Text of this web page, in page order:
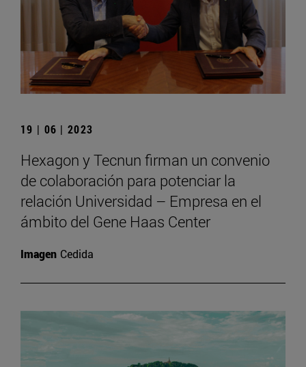
19 | 06 | 2023
Hexagon y Tecnun firman un convenio
de colaboración para potenciar la
relación Universidad – Empresa en el
ámbito del Gene Haas Center
Imagen Cedida